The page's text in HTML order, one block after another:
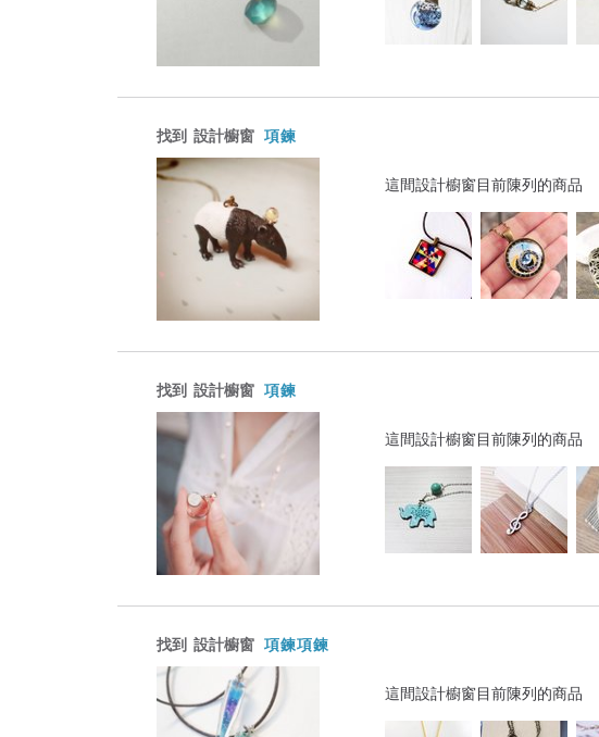
找到 設計櫥窗 項鍊
這間設計櫥窗目前陳列的商品
找到 設計櫥窗 項鍊
這間設計櫥窗目前陳列的商品
找到 設計櫥窗 項鍊項鍊
這間設計櫥窗目前陳列的商品